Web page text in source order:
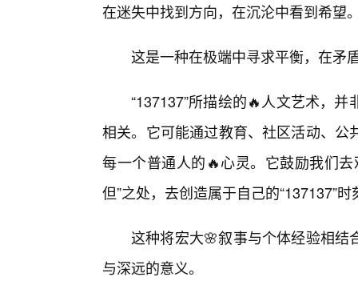
在迷失中找到方向，在沉沦中看到希望
这是一种在极端中寻求平衡，在矛
“137137”所描绘的🔥人文艺术，
相关。它可能通过教育、社区活动、
每一个普通人的🔥心灵。它鼓励我们
但”之处，去创造属于自己的“137137”时
这种将宏大🌸叙事与个体经验相结
与深远的意义。